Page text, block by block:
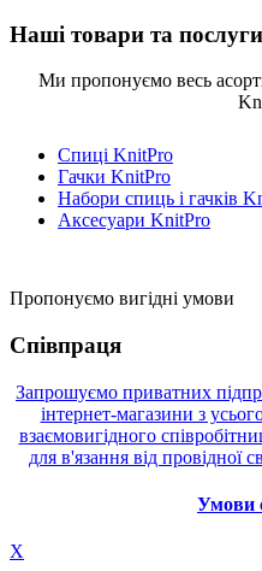
Наші товари та послуги
Ми пропонуємо весь
Спиці KnitPro
Гачки KnitPro
Набори спиць і гачків
Аксесуари KnitPro
Пропонуємо вигідні умови
Співпраця
Запрошуємо приватних
інтернет-магазини з
взаємовигідного
для в'язання від провідної
Умови
X